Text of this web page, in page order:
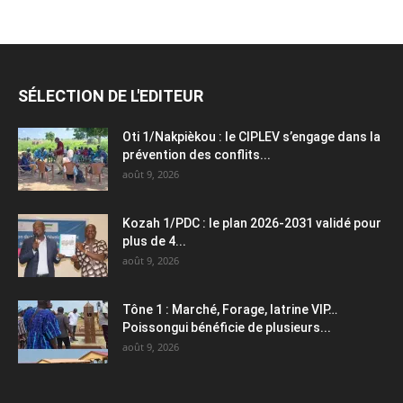
SÉLECTION DE L'EDITEUR
Oti 1/Nakpièkou : le CIPLEV s’engage dans la
prévention des conflits...
août 9, 2026
Kozah 1/PDC : le plan 2026-2031 validé pour
plus de 4...
août 9, 2026
Tône 1 : Marché, Forage, latrine VIP…
Poissongui bénéficie de plusieurs...
août 9, 2026